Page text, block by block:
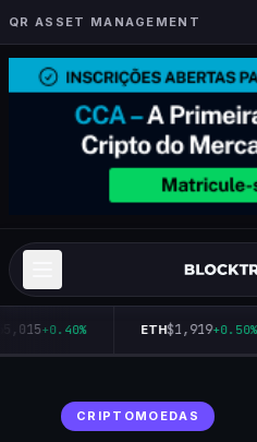
QR ASSET MANAGEMENT
+0.40% ETH$1,919+0.50%
CRIPTOMOEDAS